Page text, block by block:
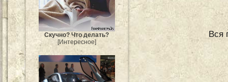
Скучно? Что делать?
[Интересное]
Вся